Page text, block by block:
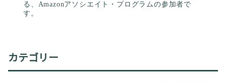
る、Amazonアソシエイト・プログラムの参加者で
す。
カテゴリー